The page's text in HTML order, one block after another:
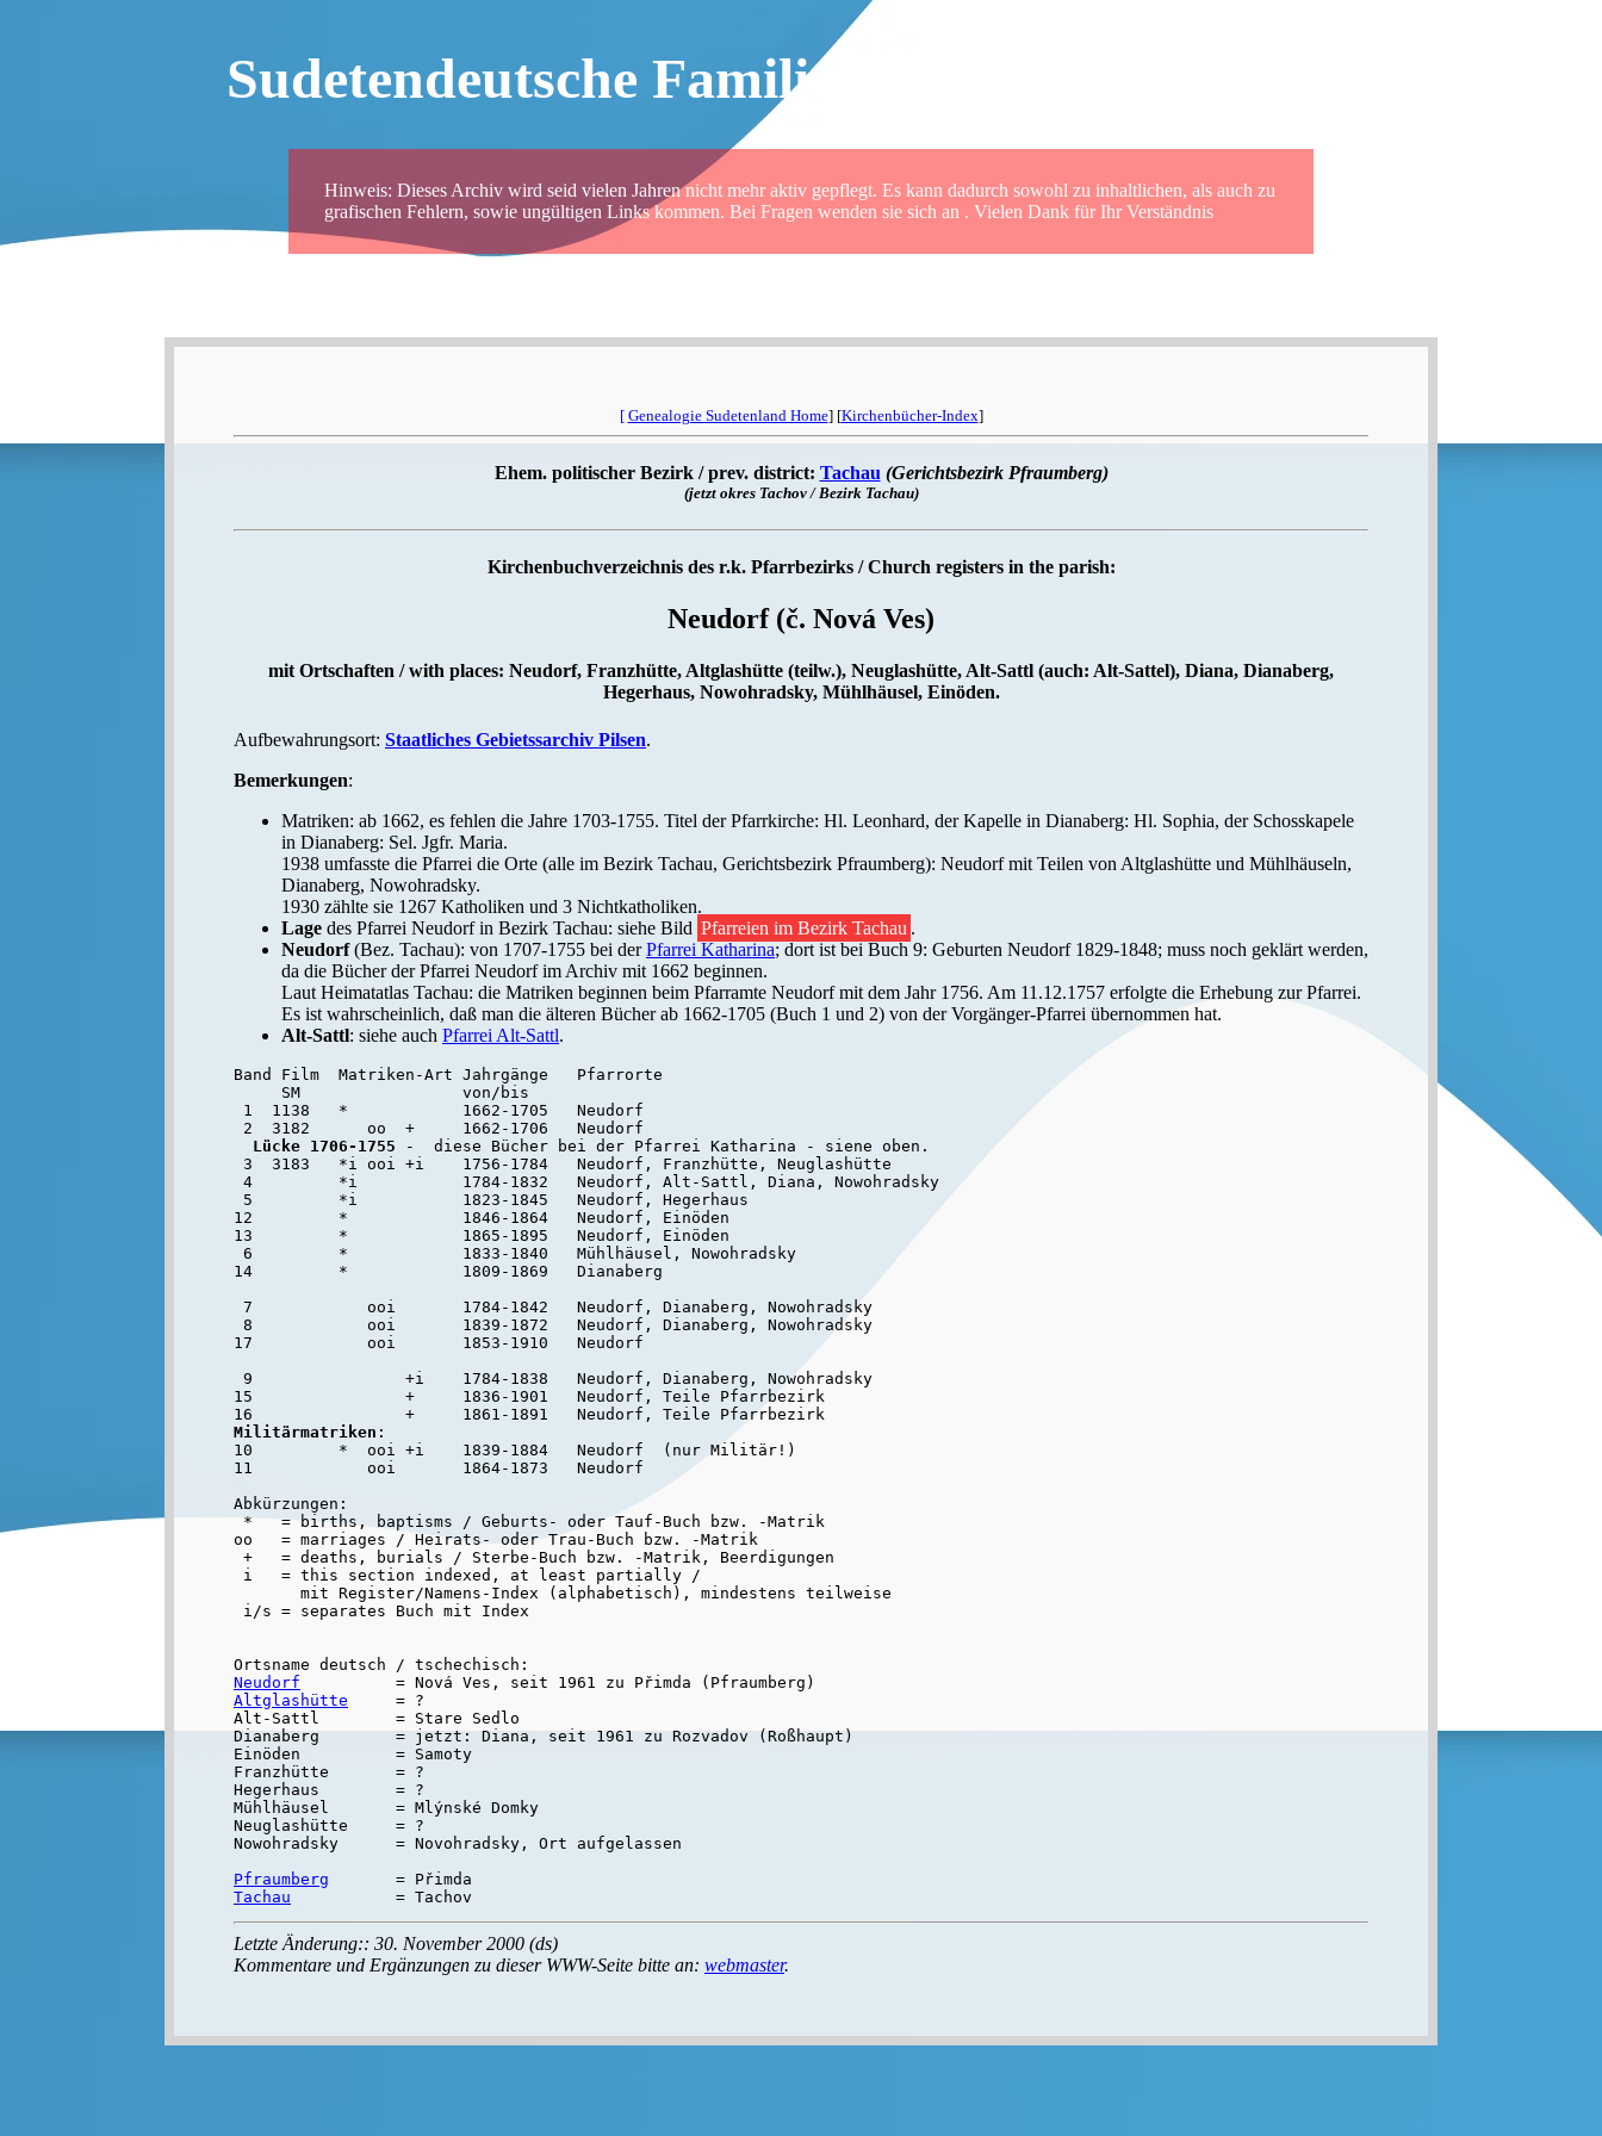
Sudetendeutsche Familienforscher SUD Archiv
Hinweis: Dieses Archiv wird seid vielen Jahren nicht mehr aktiv gepflegt. Es kann dadurch sowohl zu inhaltlichen, als auch zu
grafischen Fehlern, sowie ungültigen Links kommen. Bei Fragen wenden sie sich an . Vielen Dank für Ihr Verständnis
[ Genealogie Sudetenland Home] [Kirchenbücher-Index]
Ehem. politischer Bezirk / prev. district: Tachau (Gerichtsbezirk Pfraumberg)
(jetzt okres Tachov / Bezirk Tachau)
Kirchenbuchverzeichnis des r.k. Pfarrbezirks / Church registers in the parish:
Neudorf (č. Nová Ves)
mit Ortschaften / with places: Neudorf, Franzhütte, Altglashütte (teilw.), Neuglashütte, Alt-Sattl (auch: Alt-Sattel), Diana, Dianaberg,
Hegerhaus, Nowohradsky, Mühlhäusel, Einöden.
Aufbewahrungsort: Staatliches Gebietssarchiv Pilsen.
Bemerkungen:
Matriken: ab 1662, es fehlen die Jahre 1703-1755. Titel der Pfarrkirche: Hl. Leonhard, der Kapelle in Dianaberg: Hl. Sophia, der Schosskapele
in Dianaberg: Sel. Jgfr. Maria.
1938 umfasste die Pfarrei die Orte (alle im Bezirk Tachau, Gerichtsbezirk Pfraumberg): Neudorf mit Teilen von Altglashütte und Mühlhäuseln,
Dianaberg, Nowohradsky.
1930 zählte sie 1267 Katholiken und 3 Nichtkatholiken.
Lage des Pfarrei Neudorf in Bezirk Tachau: siehe Bild Pfarreien im Bezirk Tachau .
Neudorf(Bez. Tachau): von 1707-1755 bei derPfarrei Katharina; dort ist bei Buch 9: Geburten Neudorf 1829-1848; muss noch geklärt werden,
da die Bücher der Pfarrei Neudorf im Archiv mit 1662 beginnen.
Laut Heimatatlas Tachau: die Matriken beginnen beim Pfarramte Neudorf mit dem Jahr 1756. Am 11.12.1757 erfolgte die Erhebung zur Pfarrei.
Es ist wahrscheinlich, daß man die älteren Bücher ab 1662-1705 (Buch 1 und 2) von der Vorgänger-Pfarrei übernommen hat.
Alt-Sattl: siehe auch Pfarrei Alt-Sattl.
Band Film  Matriken-Art Jahrgänge   Pfarrorte
     SM                 von/bis
1  1138   *            1662-1705   Neudorf
2  3182      oo  +     1662-1706   Neudorf
Lücke 1706-1755 -  diese Bücher bei der Pfarrei Katharina - siene oben.
3  3183   *i ooi +i    1756-1784   Neudorf, Franzhütte, Neuglashütte
4         *i           1784-1832   Neudorf, Alt-Sattl, Diana, Nowohradsky
5         *i           1823-1845   Neudorf, Hegerhaus
12         *            1846-1864   Neudorf, Einöden
13         *            1865-1895   Neudorf, Einöden
6         *            1833-1840   Mühlhäusel, Nowohradsky
14         *            1809-1869   Dianaberg
7            ooi       1784-1842   Neudorf, Dianaberg, Nowohradsky
8            ooi       1839-1872   Neudorf, Dianaberg, Nowohradsky
17            ooi       1853-1910   Neudorf
9                +i    1784-1838   Neudorf, Dianaberg, Nowohradsky
15                +     1836-1901   Neudorf, Teile Pfarrbezirk
Militärmatriken :
10         *  ooi +i    1839-1884   Neudorf  (nur Militär!)
Abkürzungen:
*   = births, baptisms / Geburts- oder Tauf-Buch bzw. -Matrik
oo   = marriages / Heirats- oder Trau-Buch bzw. -Matrik
+   = deaths, burials / Sterbe-Buch bzw. -Matrik, Beerdigungen
i   = this section indexed, at least partially /
       mit Register/Namens-Index (alphabetisch), mindestens teilweise
Neudorf
Altglashütte
     = ?
Alt-Sattl        = Stare Sedlo
Dianaberg        = jetzt: Diana, seit 1961 zu Rozvadov (Roßhaupt)
Einöden          = Samoty
Franzhütte       = ?
Hegerhaus        = ?
Mühlhäusel       = Mlýnské Domky
Neuglashütte     = ?
Nowohradsky      = Novohradsky, Ort aufgelassen
Pfraumberg
Tachau
Letzte Änderung:: 30. November 2000 (ds)
Kommentare und Ergänzungen zu dieser WWW-Seite bitte an: webmaster.